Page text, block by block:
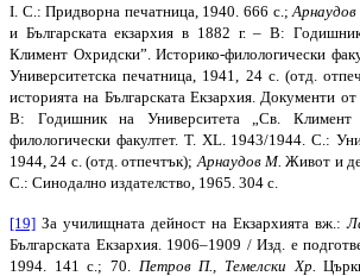
I. С.: Придворна печатница, 1940. 666 с.;
и Българската екзархия в 1882 г. – В:
Климент Охридски”. Историко-филологически
Университетска печатница, 1941, 24 с. (отд.
историята на Българската Екзархия. Документи
В: Годишник на Университета „Св. Климент
филологически факултет. T. XL. 1943/1944. С.:
1944, 24 с. (отд. отпечтък); Арнаудов М. Живот и
С.: Синодално издателство, 1965. 304 с.
[19] За училищната дейност на Екзархията вж.:
Българската Екзархия. 1906–1909 / Изд. е
1994. 141 с.; 70. Петров П., Темелски Хр.